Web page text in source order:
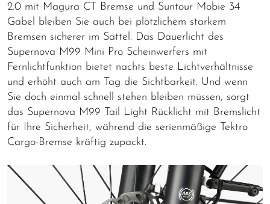
2.0 mit Magura CT Bremse und Suntour Mobie 34
Gabel bleiben Sie auch bei plötzlichem starkem
Bremsen sicherer im Sattel. Das Dauerlicht des
Supernova M99 Mini Pro Scheinwerfers mit
Fernlichtfunktion bietet nachts beste Lichtverhältnisse
und erhöht auch am Tag die Sichtbarkeit. Und wenn
Sie doch einmal schnell stehen bleiben müssen, sorgt
das Supernova M99 Tail Light Rücklicht mit Bremslicht
für Ihre Sicherheit, während die serienmäßige Tektro
Cargo-Bremse kräftig zupackt.